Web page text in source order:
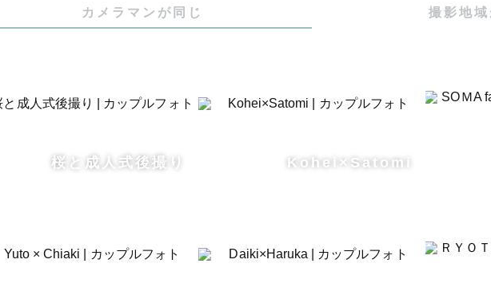
カメラマンが同じ 撮影地域
桜と成人式後撮り Kohei×Satomi